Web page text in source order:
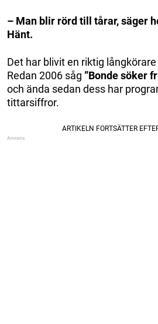
– Man blir rörd till tårar, säger
Hänt.
Det har blivit en riktig
Redan 2006 såg ”Bonde söker
och ända sedan dess har
tittarsiffror.